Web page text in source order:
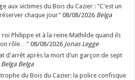
aux victimes du Bois du Cazier : "C'est un
chaque jour" 08/08/2026 Belga
roi Philippe et à la reine Mathilde quand ils
rôle…" 08/08/2026 Jonas Legge
d'arrêt après la mort d'un garçon de sept
Belga Belga
du Bois du Cazier: la police confisque